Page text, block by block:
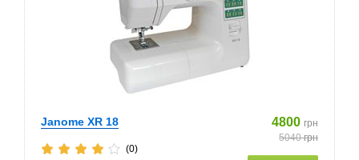
Janome XR 18 4800 грн
5040грн
(0)